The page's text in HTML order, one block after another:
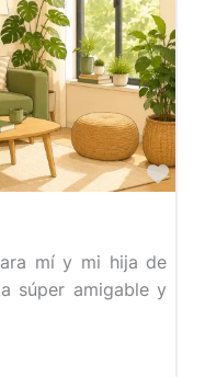
mí y mi hija de
súper amigable y